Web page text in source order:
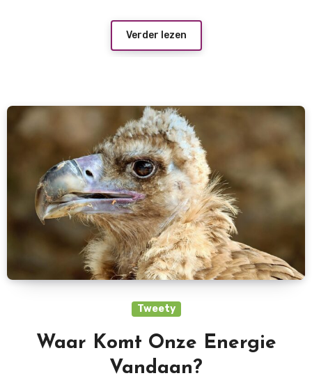
Verder lezen
Tweety
Waar Komt Onze Energie
Vandaan?